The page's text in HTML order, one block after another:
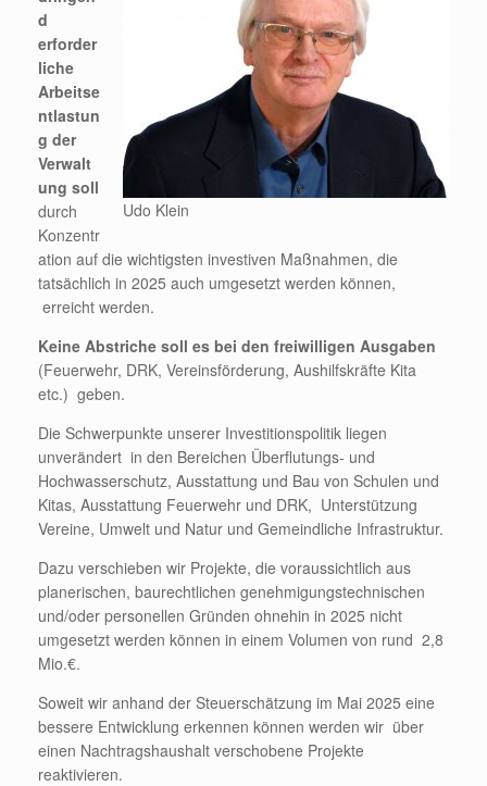
Udo Klein
d
erforder
liche
Arbeitse
ntlastun
g der
Verwalt
ung soll
durch
Konzentr
ation auf die wichtigsten investiven Maßnahmen, die
tatsächlich in 2025 auch umgesetzt werden können,
erreicht werden.
Keine Abstriche soll es bei den freiwilligen Ausgaben
(Feuerwehr, DRK, Vereinsförderung, Aushilfskräfte Kita
etc.) geben.
Die Schwerpunkte unserer Investitionspolitik liegen
unverändert in den Bereichen Überflutungs- und
Hochwasserschutz, Ausstattung und Bau von Schulen und
Kitas, Ausstattung Feuerwehr und DRK, Unterstützung
Vereine, Umwelt und Natur und Gemeindliche Infrastruktur.
Dazu verschieben wir Projekte, die voraussichtlich aus
planerischen, baurechtlichen genehmigungstechnischen
und/oder personellen Gründen ohnehin in 2025 nicht
umgesetzt werden können in einem Volumen von rund 2,8
Mio.€.
Soweit wir anhand der Steuerschätzung im Mai 2025 eine
bessere Entwicklung erkennen können werden wir über
einen Nachtragshaushalt verschobene Projekte
reaktivieren.